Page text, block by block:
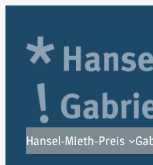
springen
Hansel-Mieth-Preis